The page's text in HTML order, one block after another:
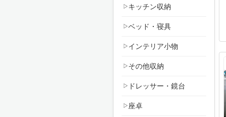
キッチン収納
ベッド・寝具
インテリア小物
その他収納
ドレッサー・鏡台
座卓